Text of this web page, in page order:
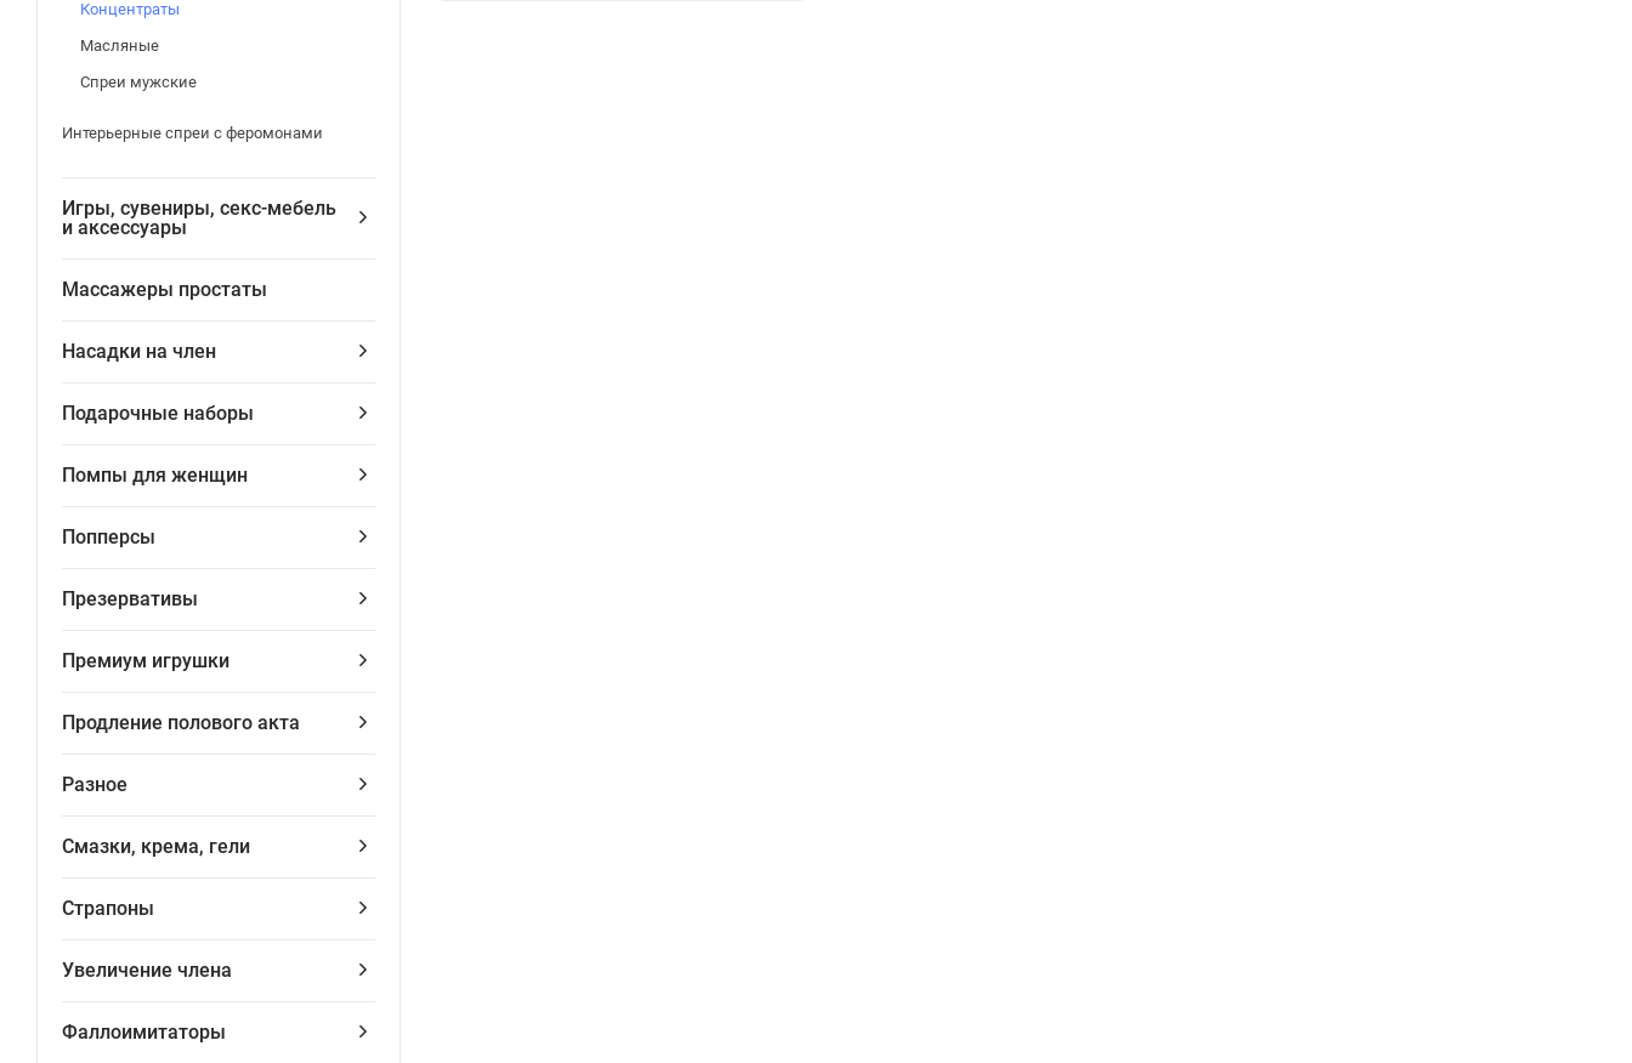
Концентраты
Масляные
Спреи мужские
Интерьерные спреи с феромонами
Игры, сувениры, секс-мебель
и аксессуары
Массажеры простаты
Насадки на член
Подарочные наборы
Помпы для женщин
Попперсы
Презервативы
Премиум игрушки
Продление полового акта
Разное
Смазки, крема, гели
Страпоны
Увеличение члена
Фаллоимитаторы